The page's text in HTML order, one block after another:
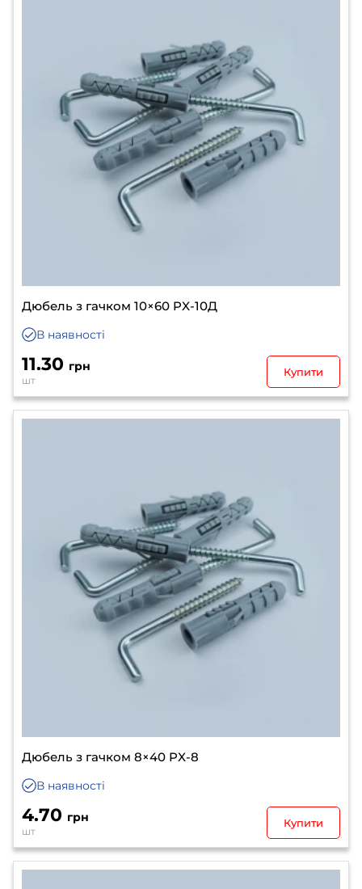
Дюбель з гачком 10×60 PX-10Д
В наявності
11.30 грн
шт
Купити
Дюбель з гачком 8×40 PX-8
В наявності
4.70 грн
шт
Купити